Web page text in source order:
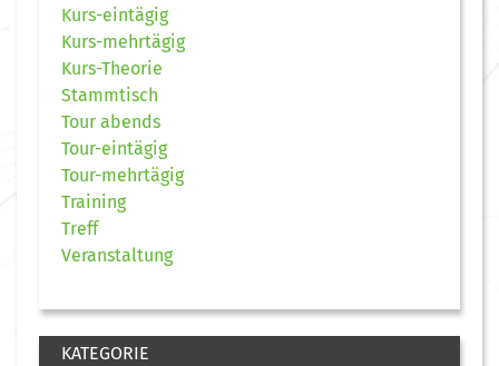
Kurs-eintägig
Kurs-mehrtägig
Kurs-Theorie
Stammtisch
Tour abends
Tour-eintägig
Tour-mehrtägig
Training
Treff
Veranstaltung
KATEGORIE